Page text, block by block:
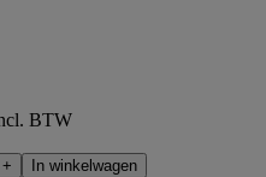
BTW
+ In winkelwagen